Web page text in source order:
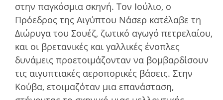
στην παγκόσµια σκηνή. Τον Ιούλιο, ο
Πρόεδρος της Αιγύπτου Νάσερ κατέλαβε τη
Διώρυγα του Σουέζ, ζωτικό αγωγό πετρελαίου,
και οι βρετανικές και γαλλικές ένοπλες
δυνάµεις προετοιµάζονταν να βοµβαρδίσουν
τις αιγυπτιακές αεροπορικές βάσεις. Στην
Κούβα, ετοιµαζόταν µια επανάσταση,